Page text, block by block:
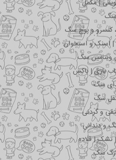
| مکمل
سگ
کنسرو و پوچ سگ
و استخوان
ویتامین سگ
بازی | باکس
سگ
سگ
و گردنی
و دندانی
تشک | قلاده
سگ